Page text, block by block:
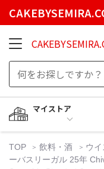
マイストア
TOP 飲料・酒 ウ
ーバスリーガル 25年